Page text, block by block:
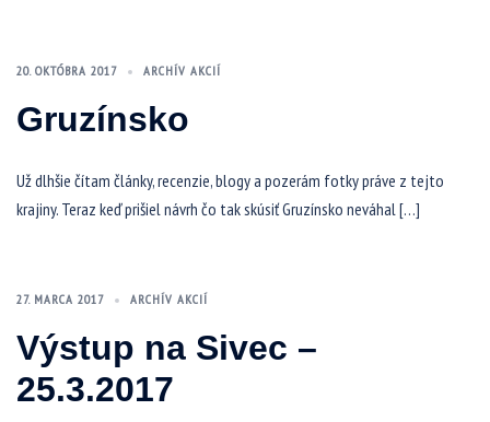
20. OKTÓBRA 2017 ARCHÍV AKCIÍ
Gruzínsko
Už dlhšie čítam články, recenzie, blogy a pozerám fotky práve z tejto
krajiny. Teraz keď prišiel návrh čo tak skúsiť Gruzínsko neváhal […]
27. MARCA 2017 ARCHÍV AKCIÍ
Výstup na Sivec –
25.3.2017